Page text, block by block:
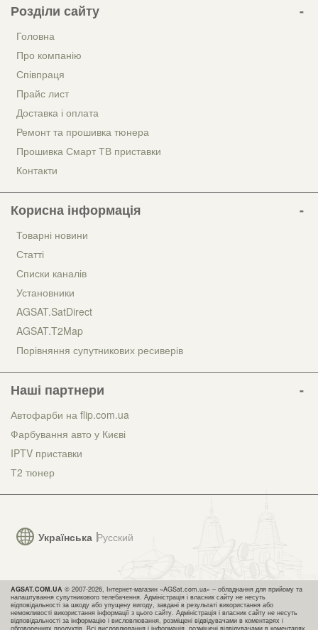
Українська Русский
Розділи сайту
Головна
Про компанію
Співпраця
Прайс лист
Доставка і оплата
Ремонт та прошивка тюнера
Прошивка Смарт ТВ приставки
Контакти
Корисна інформація
Товарні новини
Статті
Списки каналів
Установники
AGSAT.SatDirect
AGSAT.T2Map
Порівняння супутникових ресиверів
Наші партнери
Автофарби на flip.com.ua
Фарбування авто у Києві
IPTV приставки
Т2 тюнер
AGSAT.COM.UA © 2007-2026, Інтернет-магазин «AGSat.com.ua» – обладнання для прийому та
налаштування супутникового телебачення. Адміністрація і власник сайту не несуть
відповідальності за шкоду або упущену вигоду, завдані в результаті використання або
неможливості використання інформації з цього сайту. Адміністрація і власник сайту не несуть
відповідальності за інформацію і висловлювання, розміщені відвідувачами в коментарях і
обговореннях продуктів. Всі висловлювання і інформація, розміщені відвідувачами в коментарях